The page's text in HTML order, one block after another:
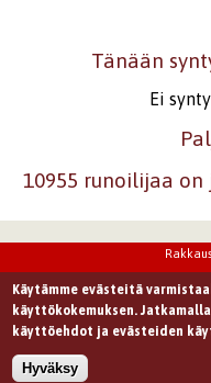
Tänään
Ei
10955 runoilijaa
Käytämme evästeitä
käyttökokemuksen.
käyttöehdot ja evästeiden
Hyväksy